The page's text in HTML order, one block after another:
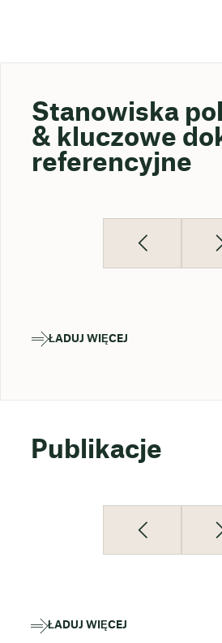
Stanowiska
& kluczowe
referencyjne
ŁADUJ WIĘCEJ
Publikacje
ŁADUJ WIĘCEJ